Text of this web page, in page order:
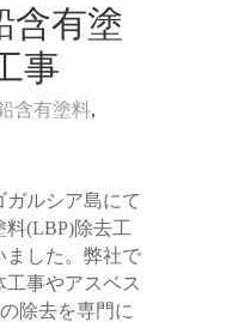
含有塗
事
含有塗料,
ガルシア島にて
料(LBP)除去工
ました。弊社で
工事やアスベス
除去を専門に